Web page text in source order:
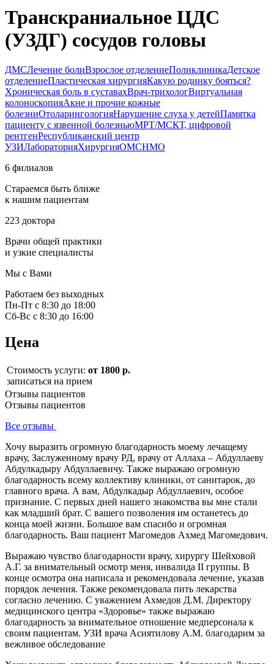
Транскраниальное ЦДС
(УЗДГ) сосудов головы
ДМСЛечение болиВзрослое отделениеПоликлиникаДетское
отделениеПластическая хирургияКакую родинку бояться?
Хроническая боль в суставахВрач-трихологВиртуальная
колоноскопияАкне и прочие кожные
болезниОтоларингологияНарушение слуха у детейПамятка
пациенту с язвенной болезньюМРТ/МСКТ, цифровой
рентгенРеспубликанский центр
УЗИЛабораторияХирургияОМСНМО
6 филиалов
Стараемся быть ближе
к нашим пациентам
223 доктора
Врачи общей практики
и узкие специалисты
Мы с Вами
Работаем без выходных
Пн-Пт с 8:30 до 18:00
Сб-Вс с 8:30 до 16:00
Цена
Стоимость услуги: от 1800 р.
записаться на прием
Отзывы пациентов
Отзывы пациентов
Все отзывы
Хочу выразить огромную благодарность моему лечащему
врачу, Заслуженному врачу РД, врачу от Аллаха – Абдуллаеву
Абдулкадыру Абдуллаевичу. Также выражаю огромную
благодарность всему коллективу клиники, от санитарок, до
главного врача. А вам, Абдулкадыр Абдуллаевич, особое
признание. С первых дней нашего знакомства вы мне стали
как младший брат. С вашего позволения им останетесь до
конца моей жизни. Большое вам спасибо и огромная
благодарность. Ваш пациент Магомедов Ахмед Магомедович.
Выражаю чувство благодарности врачу, хирургу Шейховой
А.Г. за внимательный осмотр меня, инвалида II группы. В
конце осмотра она написала и рекомендовала лечение, указав
порядок лечения. Также рекомендовала пить лекарства
согласно лечению. С уважением Ахмедов Д.М. Директору
медицинского центра «Здоровье» также выражаю
благодарность за внимательное отношение медперсонала к
своим пациентам. УЗИ врача Асиятилову А.М. благодарим за
вежливое обследование